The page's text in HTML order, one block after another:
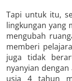
Tapi untuk itu,
lingkungan yang
mengubah
memberi
juga tidak
nyanyian
usia 4 tahun